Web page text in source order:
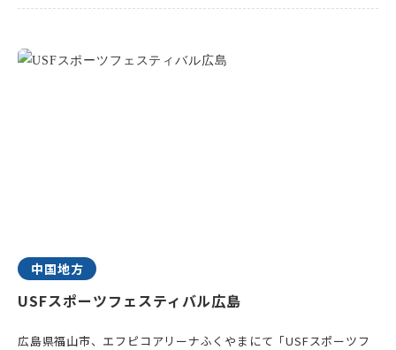
中国地方
USFスポーツフェスティバル広島
広島県福山市、エフピコアリーナふくやまにて「USFスポーツフ